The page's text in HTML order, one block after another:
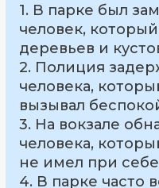
1. В парке был
человек,
деревьев и
2. Полиция
человека,
вызывал
3. На вокзале
человека,
не имел при
4. В парке часто